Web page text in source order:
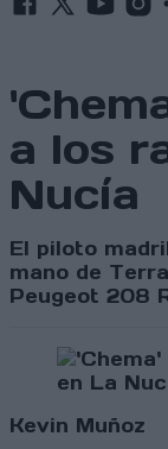
a los
Nucía
El piloto
mano de
Peugeot 208
Kevin Muñoz